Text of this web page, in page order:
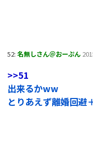
52: 名無しさん＠おーぷん
>>51
出来るかww
とりあえず離婚回避